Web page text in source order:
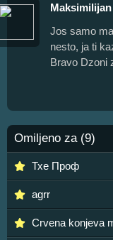
Jos samo
nesto, ja ti
Bravo Dzoni
Omiljeno za (9)
Тхе Проф
agrr
Crvena konjeva